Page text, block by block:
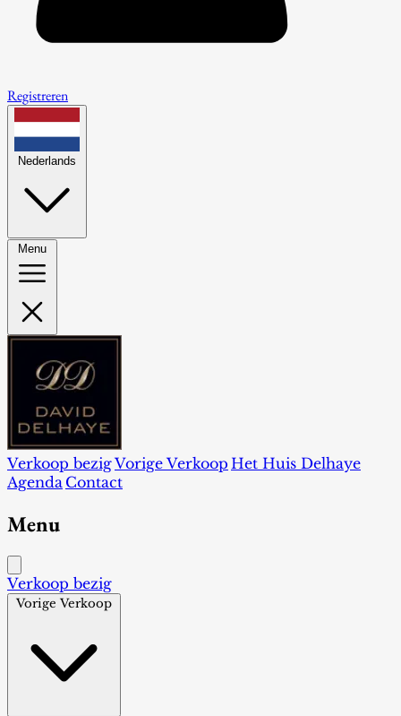
Registreren
Nederlands
Menu
Verkoop bezigVorige Verkoop Het Huis Delhaye
Agenda Contact
Menu
Verkoop bezig
Vorige Verkoop